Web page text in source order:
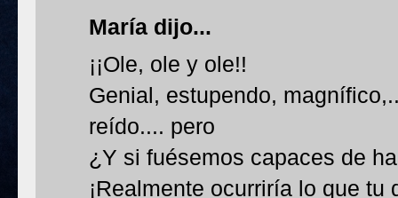
María dijo...
¡¡Ole, ole y ole!!
Genial, estupendo,
reído.... pero
¿Y si fuésemos capaces de
¡Realmente ocurriría lo que tu